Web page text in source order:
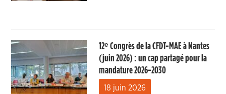
12ᵉ Congrès de la CFDT-MAE à Nantes
(juin 2026) : un cap partagé pour la
mandature 2026-2030
18 juin 2026